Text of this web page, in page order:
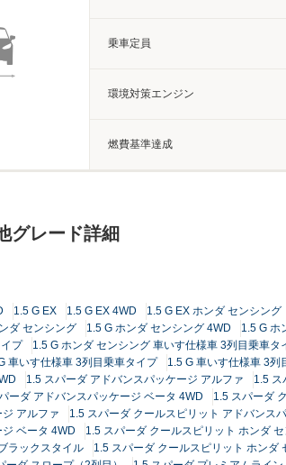
乗車定員
環境対策エンジン
燃費基準達成
グレード詳細
1.5 G EX 1.5 G EX 4WD 1.5 G EX ホンダ センシング
ダ センシング 1.5 G ホンダ センシング 4WD
1.5 G ホ
プ
1.5 G ホンダ センシング 車いす仕様車 3列目乗車タ
車いす仕様車 3列目乗車タイプ 1.5 G 車いす仕様車 3列
1.5 スパーダ アドバンスパッケージ アルファ
1.5 ス
ーダ アドバンスパッケージ ベータ 4WD
1.5 スパーダ
アルファ
1.5 スパーダ クールスピリット アドバンス
ベータ 4WD
1.5 スパーダ クールスピリット ホンダ
ラックスタイル
1.5 スパーダ クールスピリット ホンダ